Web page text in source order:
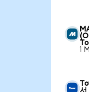
1
서